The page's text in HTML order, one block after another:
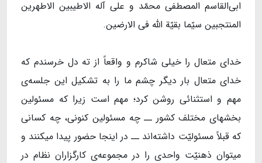
ابی‌القاسم المصطفی محمّد و علی آله الاطیبین الاطهرین
المنتجبین سیّما بقیّة الله فی الارضین.
خدای متعال را خیلی شاکرم و واقعاً از ته دل خرسندم که
خدای متعال بار دیگر چشم ما را به تشکیل این جلسه‌ی
مهم و استثنائی روشن کرد؛ مهم است زیرا که مسئولین
بخشهای مختلف کشور ــ چه مسئولین کنونی، چه کسانی
که قبلاً مسئولیّت داشته‌اند ــ در اینجا حضور پیدا میکنند و
میتوان ذهنیّت واحدی را در مجموعه‌ی کارگزاران نظام در